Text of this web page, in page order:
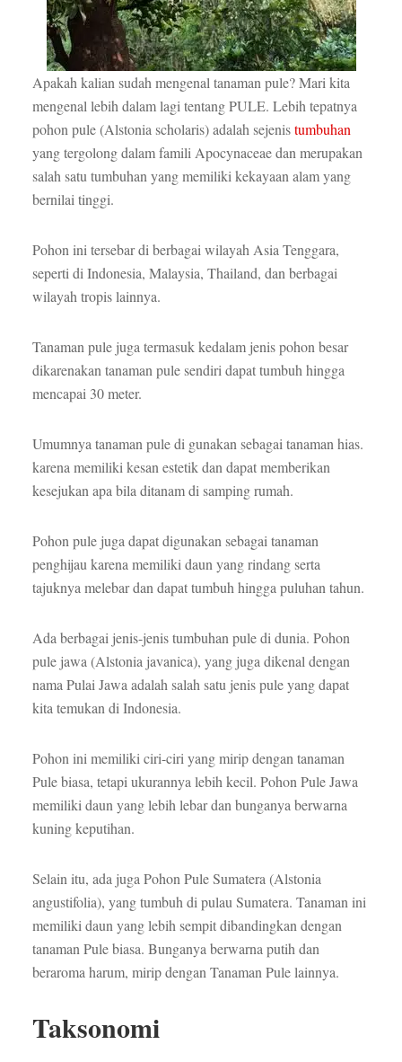
Apakah kalian sudah mengenal tanaman pule? Mari kita
mengenal lebih dalam lagi tentang PULE. Lebih tepatnya
pohon pule (Alstonia scholaris) adalah sejenistumbuhan
yang tergolong dalam famili Apocynaceae dan merupakan
salah satu tumbuhan yang memiliki kekayaan alam yang
bernilai tinggi.
Pohon ini tersebar di berbagai wilayah Asia Tenggara,
seperti di Indonesia, Malaysia, Thailand, dan berbagai
wilayah tropis lainnya.
Tanaman pule juga termasuk kedalam jenis pohon besar
dikarenakan tanaman pule sendiri dapat tumbuh hingga
mencapai 30 meter.
Umumnya tanaman pule di gunakan sebagai tanaman hias.
karena memiliki kesan estetik dan dapat memberikan
kesejukan apa bila ditanam di samping rumah.
Pohon pule juga dapat digunakan sebagai tanaman
penghijau karena memiliki daun yang rindang serta
tajuknya melebar dan dapat tumbuh hingga puluhan tahun.
Ada berbagai jenis-jenis tumbuhan pule di dunia. Pohon
pule jawa (Alstonia javanica), yang juga dikenal dengan
nama Pulai Jawa adalah salah satu jenis pule yang dapat
kita temukan di Indonesia.
Pohon ini memiliki ciri-ciri yang mirip dengan tanaman
Pule biasa, tetapi ukurannya lebih kecil. Pohon Pule Jawa
memiliki daun yang lebih lebar dan bunganya berwarna
kuning keputihan.
Selain itu, ada juga Pohon Pule Sumatera (Alstonia
angustifolia), yang tumbuh di pulau Sumatera. Tanaman ini
memiliki daun yang lebih sempit dibandingkan dengan
tanaman Pule biasa. Bunganya berwarna putih dan
beraroma harum, mirip dengan Tanaman Pule lainnya.
Taksonomi